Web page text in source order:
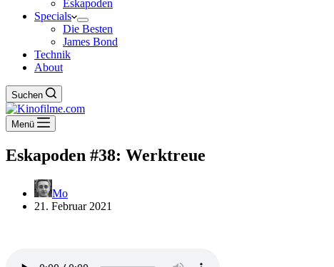
Eskapoden
Specials
Die Besten
James Bond
Technik
About
Suchen
Menü
Eskapoden #38: Werktreue
Mo
21. Februar 2021